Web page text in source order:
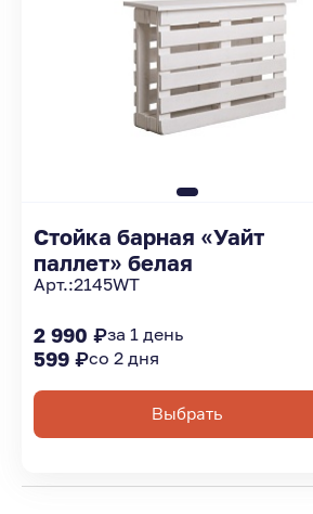
Стойка барная «Уайт
паллет» белая
Арт.:2145WT
2 990 ₽за 1 день
599 ₽со 2 дня
Выбрать